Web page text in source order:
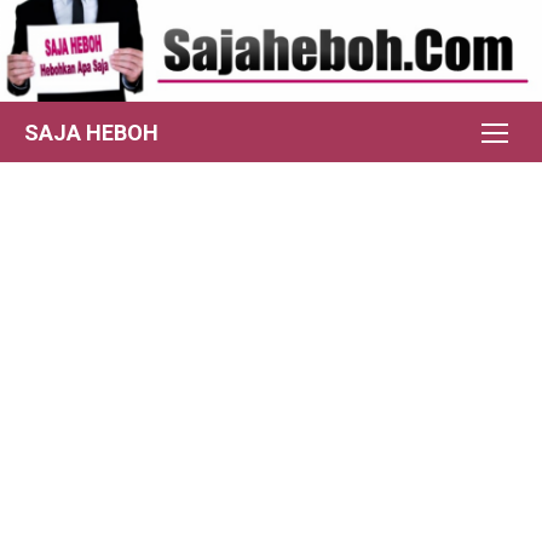
Skip
to
content
SAJA HEBOH